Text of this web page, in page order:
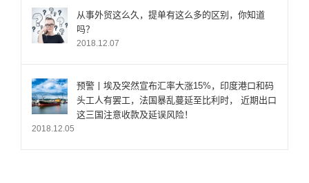
从事外贸这么久，提单有这么多的区别，你知道
吗？
2018.12.07
预警丨埃及突然宣布汇率大涨15%，印度港口和码
头工人有罢工，法国暴乱蔓延至比利时， 近期出口
这三国注意收款及延误风险！
2018.12.05